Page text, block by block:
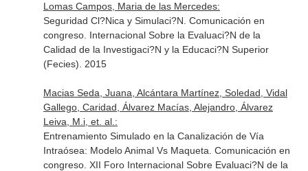
Lomas Campos, Maria de las Mercedes:
Seguridad Cl?Nica y Simulaci?N. Comunicación en
congreso. Internacional Sobre la Evaluaci?N de la
Calidad de la Investigaci?N y la Educaci?N Superior
(Fecies). 2015
Macias Seda, Juana, Alcántara Martínez, Soledad, Vidal
Gallego, Caridad, Álvarez Macías, Alejandro, Álvarez
Leiva, M.i, et. al.:
Entrenamiento Simulado en la Canalización de Vía
Intraósea: Modelo Animal Vs Maqueta. Comunicación en
congreso. XII Foro Internacional Sobre Evaluaci?N de la